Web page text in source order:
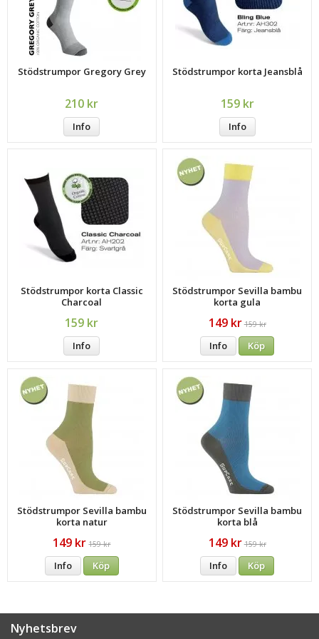
Stödstrumpor Gregory Grey
210 kr
Info
Stödstrumpor korta Jeansblå
159 kr
Info
Stödstrumpor korta Classic
Charcoal
159 kr
Info
Stödstrumpor Sevilla bambu
korta gula
149 kr 159 kr
Info Köp
Stödstrumpor Sevilla bambu
korta natur
149 kr 159 kr
Info Köp
Stödstrumpor Sevilla bambu
korta blå
149 kr 159 kr
Info Köp
Nyhetsbrev